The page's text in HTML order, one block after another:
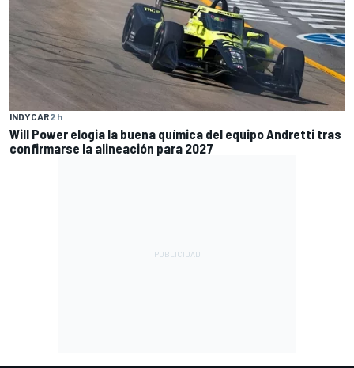
INDYCAR2 h
Will Power elogia la buena química del equipo Andretti tras
confirmarse la alineación para 2027